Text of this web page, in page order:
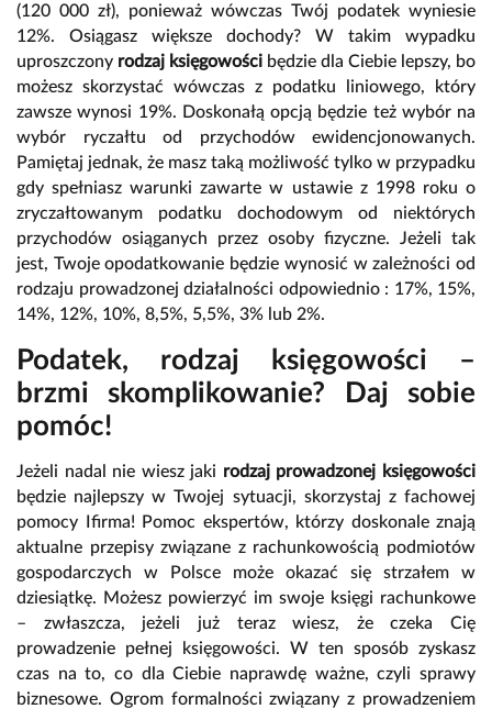
(120 000 zł), ponieważ wówczas Twój podatek wyniesie
12%. Osiągasz większe dochody? W takim wypadku
uproszczony rodzaj księgowości będzie dla Ciebie lepszy, bo
możesz skorzystać wówczas z podatku liniowego, który
zawsze wynosi 19%. Doskonałą opcją będzie też wybór na
wybór ryczałtu od przychodów ewidencjonowanych.
Pamiętaj jednak, że masz taką możliwość tylko w przypadku
gdy spełniasz warunki zawarte w ustawie z 1998 roku o
zryczałtowanym podatku dochodowym od niektórych
przychodów osiąganych przez osoby fizyczne. Jeżeli tak
jest, Twoje opodatkowanie będzie wynosić w zależności od
rodzaju prowadzonej działalności odpowiednio : 17%, 15%,
14%, 12%, 10%, 8,5%, 5,5%, 3% lub 2%.
Podatek, rodzaj księgowości –
brzmi skomplikowanie? Daj sobie
pomóc!
Jeżeli nadal nie wiesz jaki rodzaj prowadzonej księgowości
będzie najlepszy w Twojej sytuacji, skorzystaj z fachowej
pomocy
Ifirma! Pomoc ekspertów, którzy doskonale znają
aktualne przepisy związane z rachunkowością podmiotów
gospodarczych w Polsce może okazać się strzałem w
dziesiątkę. Możesz powierzyć im swoje księgi rachunkowe
– zwłaszcza, jeżeli już teraz wiesz, że czeka Cię
prowadzenie pełnej księgowości. W ten sposób zyskasz
czas na to, co dla Ciebie naprawdę ważne, czyli sprawy
biznesowe. Ogrom formalności związany z prowadzeniem